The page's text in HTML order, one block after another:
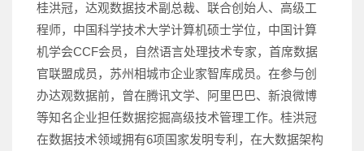
桂洪冠，达观数据技术副总裁、联合创始人、高级工
程师，中国科学技术大学计算机硕士学位，中国计算
机学会CCF会员，自然语言处理技术专家，首席数据
官联盟成员，苏州相城市企业家智库成员。在参与创
办达观数据前，曾在腾讯文学、阿里巴巴、新浪微博
等知名企业担任数据挖掘高级技术管理工作。桂洪冠
在数据技术领域拥有6项国家发明专利，在大数据架构